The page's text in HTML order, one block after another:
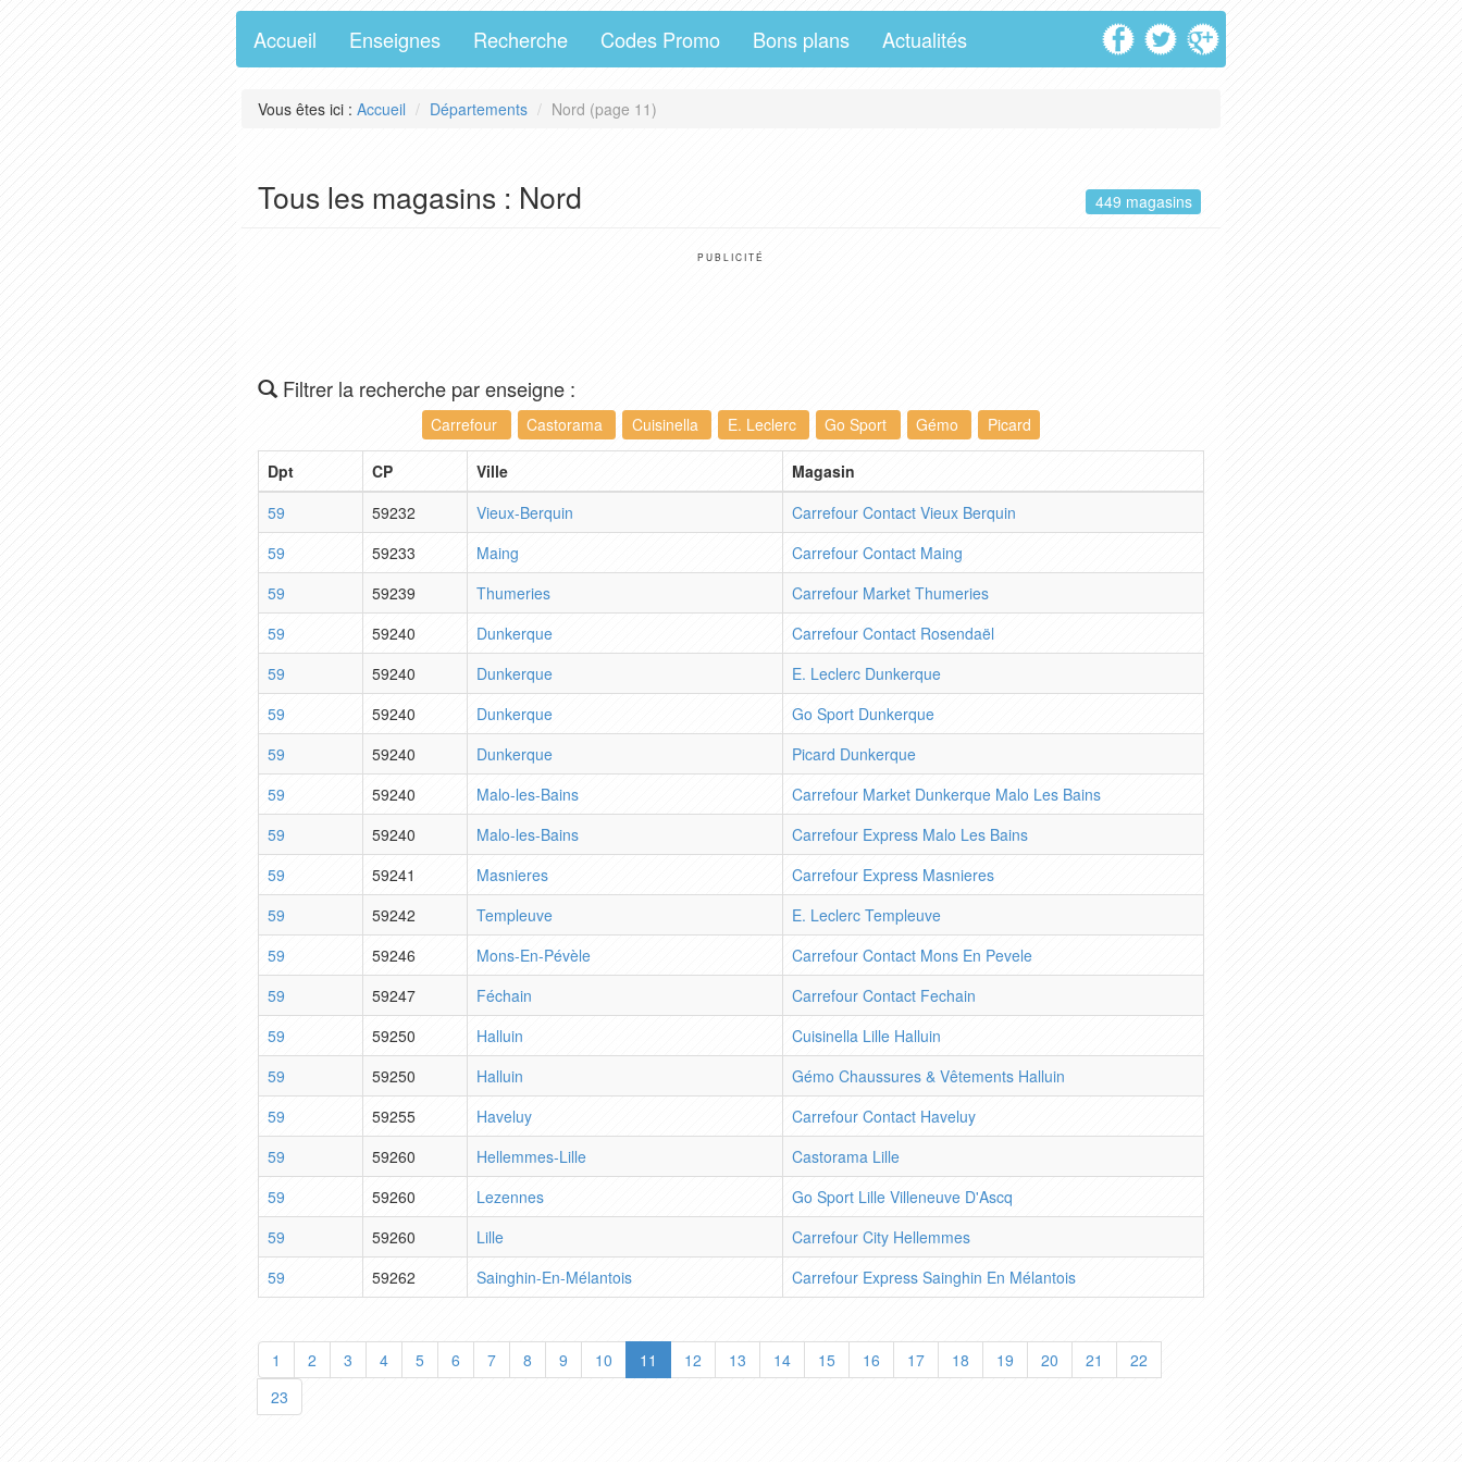
Accueil Enseignes Recherche Codes Promo Bons plans Actualités
Vous êtes ici : Accueil Départements Nord (page 11)
Tous les magasins : Nord 449 magasins
PUBLICITÉ
Filtrer la recherche par enseigne :
Carrefour Castorama Cuisinella E. Leclerc Go Sport Gémo Picard
Dpt CP Ville
Magasin
59
59232 Vieux-Berquin
Carrefour Contact Vieux Berquin
59
59233 Maing
Carrefour Contact Maing
59
59239 Thumeries
Carrefour Market Thumeries
59
59240 Dunkerque
Carrefour Contact Rosendaël
59
59240 Dunkerque
E. Leclerc Dunkerque
59
59240 Dunkerque
Go Sport Dunkerque
59
59240 Dunkerque
Picard Dunkerque
59
59240 Malo-les-Bains
Carrefour Market Dunkerque Malo Les Bains
59
59240 Malo-les-Bains
Carrefour Express Malo Les Bains
59
59241 Masnieres
Carrefour Express Masnieres
59
59242 Templeuve
E. Leclerc Templeuve
59
59246 Mons-En-Pévèle
Carrefour Contact Mons En Pevele
59
59247 Féchain
Carrefour Contact Fechain
59
59250 Halluin
Cuisinella Lille Halluin
59
59250 Halluin
Gémo Chaussures & Vêtements Halluin
59
59255 Haveluy
Carrefour Contact Haveluy
59
59260 Hellemmes-Lille
Castorama Lille
59
59260 Lezennes
Go Sport Lille Villeneuve D'Ascq
59
59260 Lille
Carrefour City Hellemmes
59
59262 Sainghin-En-Mélantois Carrefour Express Sainghin En Mélantois
1 2 3 4 5 6 7 8 9 10 11 12 13 14 15 16 17 18 19 20 21
22
23